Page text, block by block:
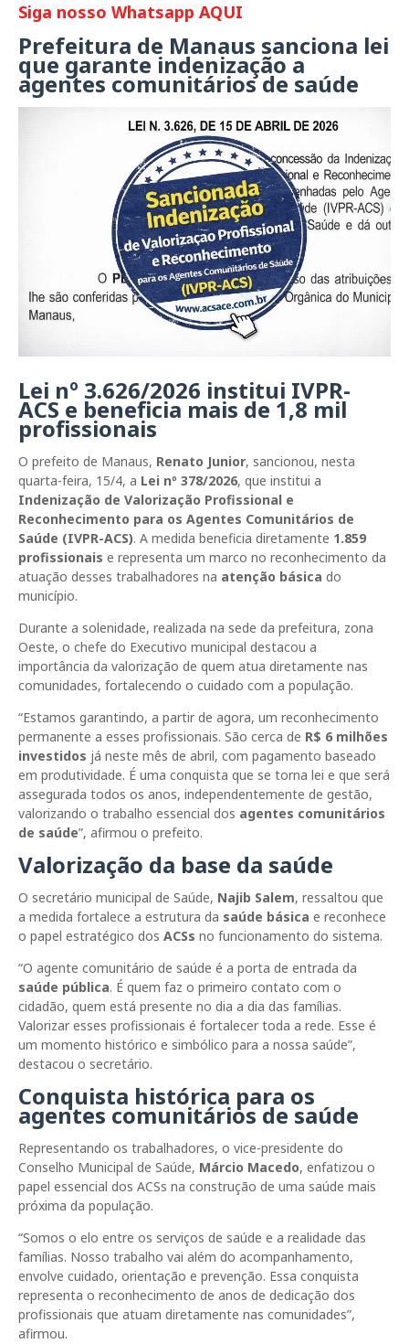
Siga nosso Whatsapp AQUI
Prefeitura de Manaus sanciona lei
que garante indenização a
agentes comunitários de saúde
Lei nº 3.626/2026 institui IVPR-
ACS e beneficia mais de 1,8 mil
profissionais
O prefeito de Manaus, Renato Junior, sancionou, nesta
quarta-feira, 15/4, a Lei nº 378/2026, que institui a
Indenização de Valorização Profissional e
Reconhecimento para os Agentes Comunitários de
Saúde (IVPR-ACS). A medida beneficia diretamente 1.859
profissionais e representa um marco no reconhecimento da
atuação desses trabalhadores na atenção básica do
município.
Durante a solenidade, realizada na sede da prefeitura, zona
Oeste, o chefe do Executivo municipal destacou a
importância da valorização de quem atua diretamente nas
comunidades, fortalecendo o cuidado com a população.
“Estamos garantindo, a partir de agora, um reconhecimento
permanente a esses profissionais. São cerca de R$ 6 milhões
investidos já neste mês de abril, com pagamento baseado
em produtividade. É uma conquista que se torna lei e que será
assegurada todos os anos, independentemente de gestão,
valorizando o trabalho essencial dos agentes comunitários
de saúde”, afirmou o prefeito.
Valorização da base da saúde
O secretário municipal de Saúde, Najib Salem, ressaltou que
a medida fortalece a estrutura da saúde básica e reconhece
o papel estratégico dos ACSs no funcionamento do sistema.
“O agente comunitário de saúde é a porta de entrada da
saúde pública. É quem faz o primeiro contato com o
cidadão, quem está presente no dia a dia das famílias.
Valorizar esses profissionais é fortalecer toda a rede. Esse é
um momento histórico e simbólico para a nossa saúde”,
destacou o secretário.
Conquista histórica para os
agentes comunitários de saúde
Representando os trabalhadores, o vice-presidente do
Conselho Municipal de Saúde, Márcio Macedo, enfatizou o
papel essencial dos ACSs na construção de uma saúde mais
próxima da população.
“Somos o elo entre os serviços de saúde e a realidade das
famílias. Nosso trabalho vai além do acompanhamento,
envolve cuidado, orientação e prevenção. Essa conquista
representa o reconhecimento de anos de dedicação dos
profissionais que atuam diretamente nas comunidades”,
afirmou.